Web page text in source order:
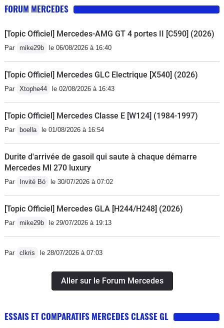
FORUM MERCEDES
[Topic Officiel] Mercedes-AMG GT 4 portes II [C590] (2026)
Par mike29b le 06/08/2026 à 16:40
[Topic Officiel] Mercedes GLC Electrique [X540] (2026)
Par Xtophe44 le 02/08/2026 à 16:43
[Topic Officiel] Mercedes Classe E [W124] (1984-1997)
Par boella le 01/08/2026 à 16:54
Durite d'arrivée de gasoil qui saute à chaque démarre
Mercedes Ml 270 luxury
Par Invité Bó le 30/07/2026 à 07:02
[Topic Officiel] Mercedes GLA [H244/H248] (2026)
Par mike29b le 29/07/2026 à 19:13
Par clkris le 28/07/2026 à 07:03
Aller sur le Forum Mercedes
ESSAIS ET COMPARATIFS MERCEDES CLASSE GL